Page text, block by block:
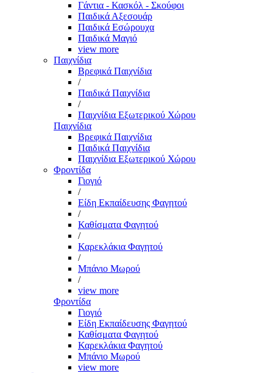
Γάντια - Κασκόλ - Σκούφοι
Παιδικά Αξεσουάρ
Παιδικά Εσώρουχα
Παιδικά Μαγιό
view more
Παιχνίδια
Βρεφικά Παιχνίδια
/
Παιδικά Παιχνίδια
/
Παιχνίδια Εξωτερικού Χώρου
Παιχνίδια
Βρεφικά Παιχνίδια
Παιδικά Παιχνίδια
Παιχνίδια Εξωτερικού Χώρου
Φροντίδα
Γιογιό
/
Είδη Εκπαίδευσης Φαγητού
/
Καθίσματα Φαγητού
/
Καρεκλάκια Φαγητού
/
Μπάνιο Μωρού
/
view more
Φροντίδα
Γιογιό
Είδη Εκπαίδευσης Φαγητού
Καθίσματα Φαγητού
Καρεκλάκια Φαγητού
Μπάνιο Μωρού
view more